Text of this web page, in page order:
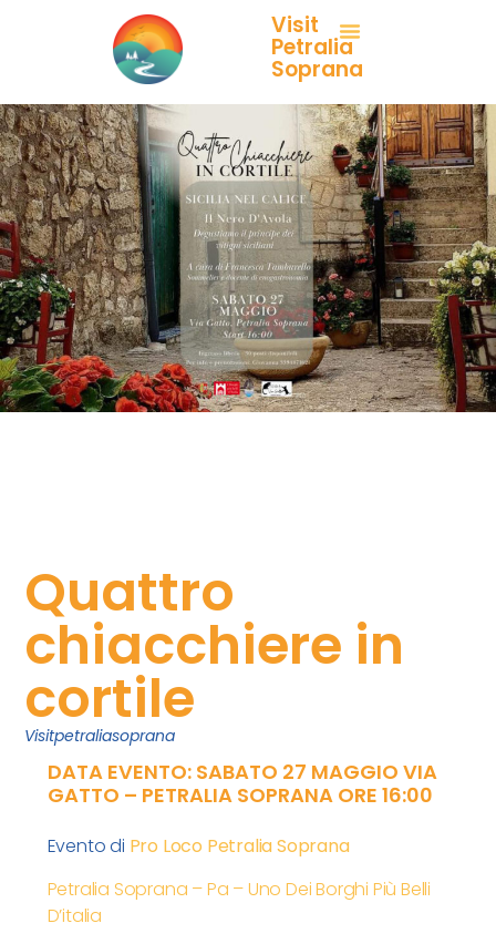
Visit
Petralia
Soprana
Quattro
chiacchiere in
cortile
Visitpetraliasoprana
DATA EVENTO: SABATO 27 MAGGIO VIA
GATTO – PETRALIA SOPRANA ORE 16:00
Evento di Pro Loco Petralia Soprana
Petralia Soprana – Pa – Uno Dei Borghi Più Belli
D’italia